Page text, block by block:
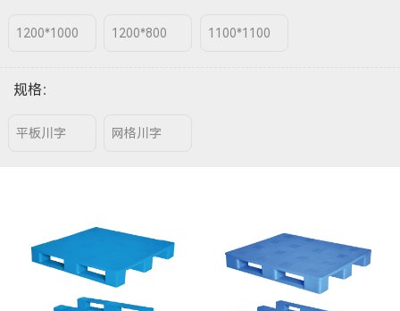
1200*1000 1200*800 1100*1100
规格：
平板川字 网格川字